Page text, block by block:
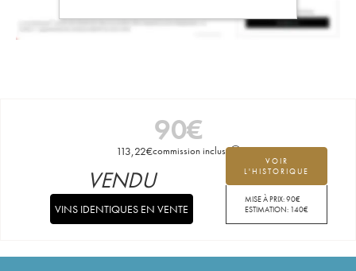
90€
113,22€commission incluse
VOIR
L'HISTORIQUE
MISE À PRIX:90€
ESTIMATION: 140€
VENDU
VINS IDENTIQUES EN VENTE